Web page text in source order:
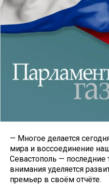
— Многое делается
мира и воссоединение
Севастополь — последние
внимания уделяется
премьер в своём отчёте.